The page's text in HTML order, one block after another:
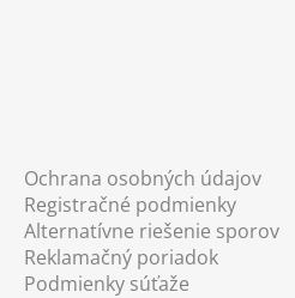
Ochrana osobných údajov
Registračné podmienky
Alternatívne riešenie sporov
Reklamačný poriadok
Podmienky súťaže